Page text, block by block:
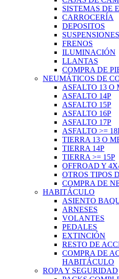
SISTEMAS DE
CARROCERÍA
DEPOSITOS
SUSPENSIONES
FRENOS
ILUMINACIÓN
LLANTAS
COMPRA DE
NEUMÁTICOS DE
ASFALTO 13 O
ASFALTO 14P
ASFALTO 15P
ASFALTO 16P
ASFALTO 17P
ASFALTO >=
TIERRA 13 O
TIERRA 14P
TIERRA >= 15P
OFFROAD Y
OTROS TIPOS
COMPRA DE
HABITÁCULO
ASIENTO
ARNESES
VOLANTES
PEDALES
EXTINCIÓN
RESTO DE
COMPRA DE
HABITÁCULO
ROPA Y SEGURIDAD